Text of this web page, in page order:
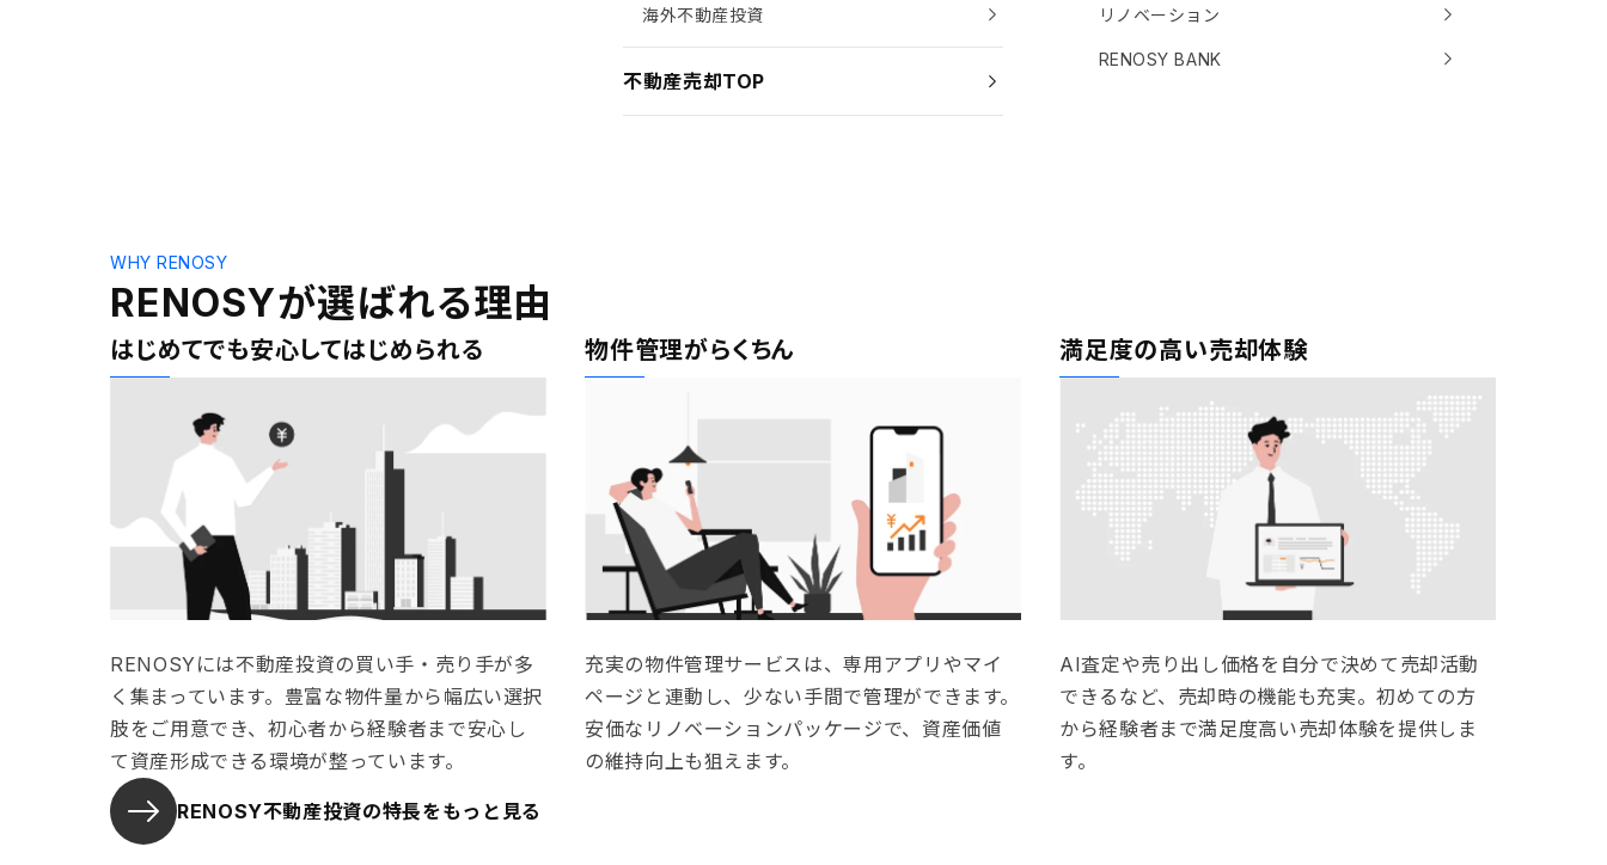
海外不動産投資
不動産売却TOP
リノベーション
RENOSY BANK
RENOSYが選ばれる理由
WHY RENOSY
はじめてでも安心してはじめられる
RENOSYには不動産投資の買い手・売り手が多
く集まっています。豊富な物件量から幅広い選択
肢をご用意でき、初心者から経験者まで安心し
て資産形成できる環境が整っています。
物件管理がらくちん
充実の物件管理サービスは、専用アプリやマイ
ページと連動し、少ない手間で管理ができます。
安価なリノベーションパッケージで、資産価値
の維持向上も狙えます。
満足度の高い売却体験
AI査定や売り出し価格を自分で決めて売却活動
できるなど、売却時の機能も充実。初めての方
から経験者まで満足度高い売却体験を提供しま
す。
RENOSY不動産投資の特長をもっと見る